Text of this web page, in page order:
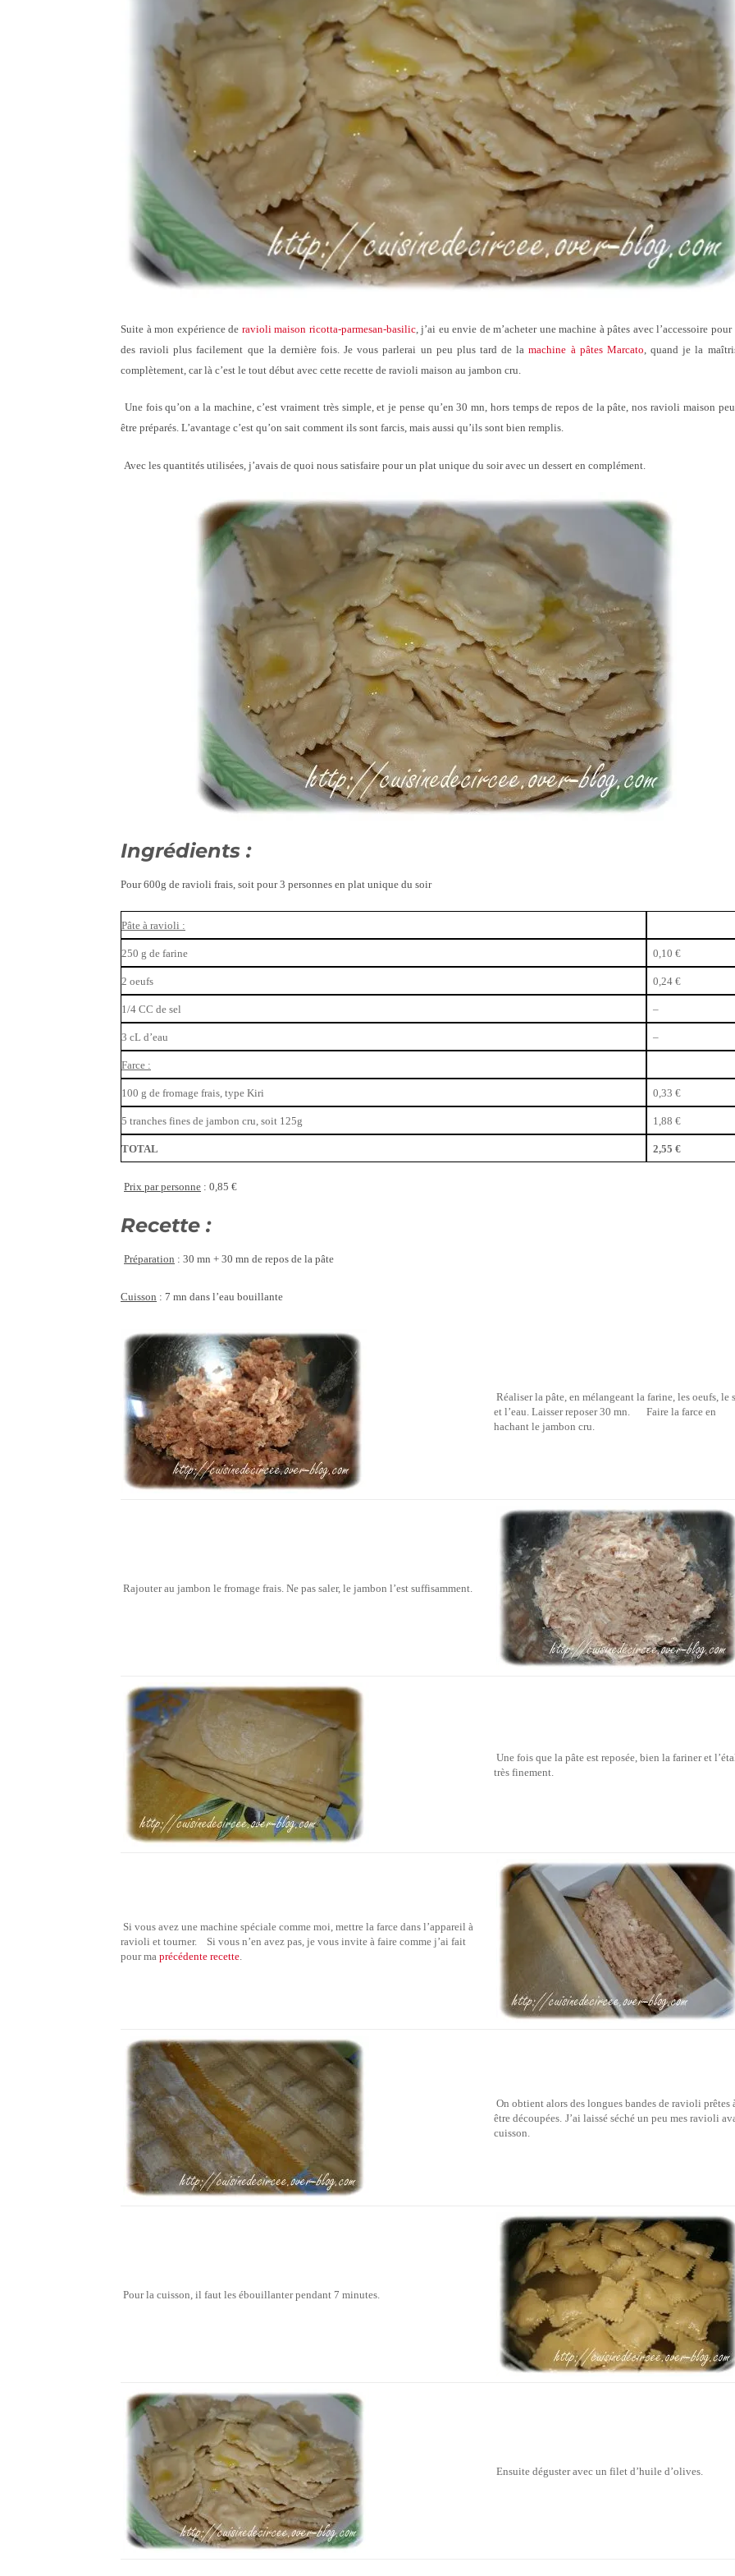
Suite à mon expérience de ravioli maison ricotta-parmesan-basilic, j’ai eu envie de m’acheter une machine à pâtes avec l’accessoire pour
des ravioli plus facilement que la dernière fois.Je vous parlerai un peu plus tard de lamachine à pâtes Marcato , quand je la
complètement, car là c’est le tout début avec cette recette de ravioli maison au jambon cru.
Une fois qu’on a la machine, c’est vraiment très simple, et je pense qu’en 30 mn, hors temps de repos de la pâte, nos ravioli maison
être préparés. L’avantage c’est qu’on sait comment ils sont farcis, mais aussi qu’ils sont bien remplis.
Avec les quantités utilisées, j’avais de quoi nous satisfaire pour un plat unique du soir avec un dessert en complément.
Ingrédients :
Pour 600g de ravioli frais, soit pour 3 personnes en plat unique du soir
Pâte à ravioli :
250 g de farine 0,10 €
2 oeufs 0,24 €
1/4 CC de sel –
3 cL d’eau –
Farce :
100 g de fromage frais, type Kiri 0,33 €
5 tranches fines de jambon cru, soit 125g 1,88 €
TOTAL 2,55 €
Prix par personne : 0,85 €
Recette :
Préparation : 30 mn + 30 mn de repos de la pâte
Cuisson : 7 mn dans l’eau bouillante
Réaliser la pâte, en mélangeant la farine, les oeufs, le
et l’eau. Laisser reposer 30 mn.
Faire la farce en
hachant le jambon cru.
Rajouter au jambon le fromage frais. Ne pas saler, le jambon l’est suffisamment.
Une fois que la pâte est reposée, bien la fariner et
très finement.
Si vous avez une machine spéciale comme moi, mettre la farce dans l’appareil à
ravioli et tourner.
Si vous n’en avez pas, je vous invite à faire comme j’ai fait
pour ma précédente recette
On obtient alors des longues bandes de ravioli prêtes
être découpées. J’ai laissé séché un peu mes ravioli
cuisson.
Pour la cuisson, il faut les ébouillanter pendant 7 minutes.
Ensuite déguster avec un filet d’huile d’olives.